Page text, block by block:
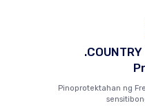
Pinoprotektahan ng